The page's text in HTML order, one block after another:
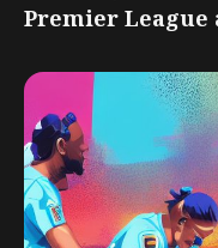
Premier League